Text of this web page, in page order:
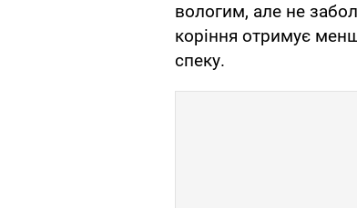
вологим, але не
коріння отримує
спеку.